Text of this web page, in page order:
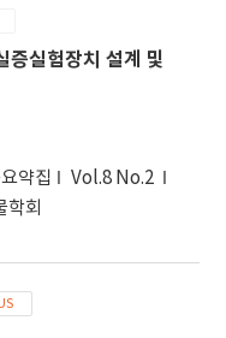
are
feasible and
for pair work
서울, 부산, 광주의
설문지를 통해 국제
고 분석하였다. 설
습하는 형태의 수업
중심으로 교사와 학
있으나 국제이해
이를 보인다.
증실험장치 설계 및
약집
Vol.8 No.2
학회